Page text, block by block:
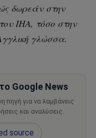
δωρεάν στην
ΙΗΑ, τόσο στην
γλώσσα.
Google News
πηγή για να λαμβάνεις
και αναλύσεις.
source